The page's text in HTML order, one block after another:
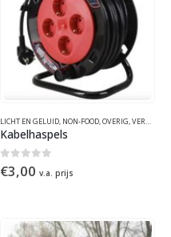
LICHT EN GELUID, NON-FOOD,OVERIG,VERHUUR PARTYMATERIALEN
Kabelhaspels
0out of 5
€3,00 v.a. prijs